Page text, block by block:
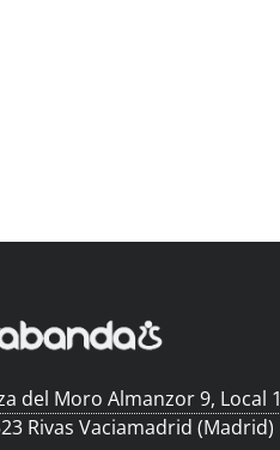
del Moro Almanzor 9, Local 1
Rivas Vaciamadrid (Madrid)